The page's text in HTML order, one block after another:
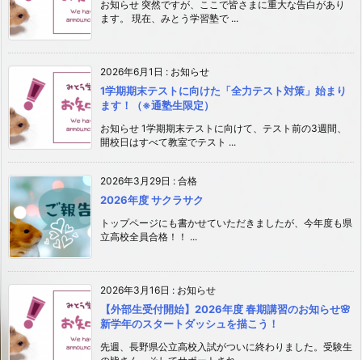
お知らせ 突然ですが、ここで皆さまに重大な告白があり
ます。 現在、みとう学習塾で ...
2026年6月1日 : お知らせ
1学期期末テストに向けた「全力テスト対策」始まり
ます！（※通塾生限定）
お知らせ 1学期期末テストに向けて、テスト前の3週間、
開校日はすべて教室でテスト ...
2026年3月29日 : 合格
2026年度 サクラサク
トップページにも書かせていただきましたが、今年度も県
立高校全員合格！！ ...
2026年3月16日 : お知らせ
【外部生受付開始】2026年度 春期講習のお知らせ🌸
新学年のスタートダッシュを描こう！
先週、長野県公立高校入試がついに終わりました。受験生